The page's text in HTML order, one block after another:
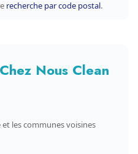
recherche par code postal.
Nous Clean
les communes voisines